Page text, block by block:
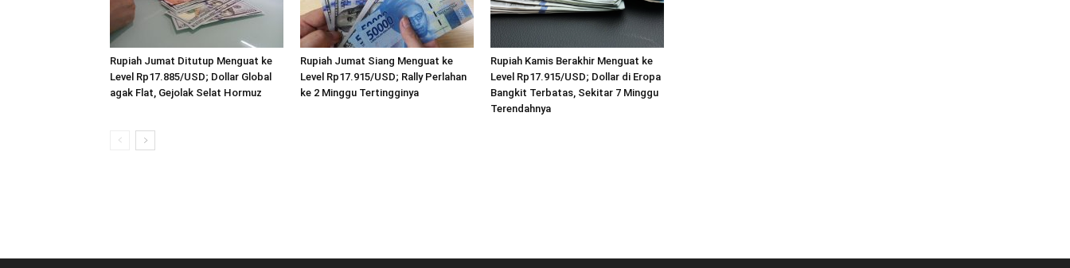
Rupiah Jumat Ditutup Menguat ke
Level Rp17.885/USD; Dollar Global
agak Flat, Gejolak Selat Hormuz
Rupiah Jumat Siang Menguat ke
Level Rp17.915/USD; Rally Perlahan
ke 2 Minggu Tertingginya
Rupiah Kamis Berakhir Menguat ke
Level Rp17.915/USD; Dollar di Eropa
Bangkit Terbatas, Sekitar 7 Minggu
Terendahnya